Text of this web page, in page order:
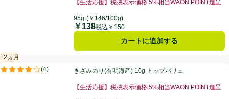
【生活応援】税抜表示価格 5%相当WAON POINT進呈
95g (￥146/100g)
価格
￥138税込￥150
カートに追加する
きざみのり(有明海産) 10g トップバリュ
+2ヵ月
賞味・消費期限保証：2ヵ月
(4)
評価は4件のレビューで5点中3.8点。きざみのり(有明海産) 10g トップバリュ
【生活応援】税抜表示価格 5%相当WAON POINT進呈